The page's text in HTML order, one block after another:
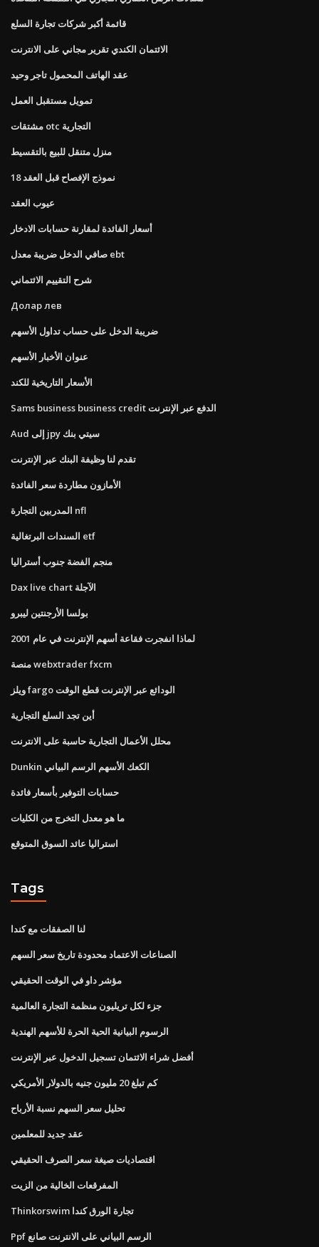
قائمة أكبر شركات تجارة السلع
الائتمان الكندي تقرير مجاني على الانترنت
عقد الهاتف المحمول تاجر وحيد
تمويل مستقبل العمل
مشتقات otc التجارية
منزل متنقل للبيع بالتقسيط
نموذج الإفصاح قبل العقد 18
عيوب العقد
أسعار الفائدة لمقارنة حسابات الادخار
صافي الدخل ضريبة معدل ebt
شرح التقييم الائتماني
Долар лев
ضريبة الدخل على حساب تداول الأسهم
عنوان الأخبار الأسهم
الأسعار التاريخية للكند
Sams business business credit الدفع عبر الإنترنت
Aud إلى jpy سيتي بنك
تقدم لنا وظيفة البنك عبر الإنترنت
الأمازون مطاردة سعر الفائدة
المدربين التجارة nfl
السندات البرتغالية etf
منجم الفضة جنوب أستراليا
Dax live chart الآجلة
بولسا الأرجنتين ليبرو
لماذا انفجرت فقاعة أسهم الإنترنت في عام 2001
منصة webxtrader fxcm
ويلز fargo الودائع عبر الإنترنت قطع الوقت
أين تجد السلع التجارية
محلل الأعمال التجارية حاسبة على الانترنت
Dunkin الكعك الأسهم الرسم البياني
حسابات التوفير بأسعار فائدة
ما هو معدل التخرج من الكليات
استراليا عائد السوق المتوقع
Tags
لنا الصفقات مع كندا
الصناعات الاعتماد محدودة تاريخ سعر السهم
مؤشر داو في الوقت الحقيقي
جزء لكل تريليون منظمة التجارة العالمية
الرسوم البيانية الحية الحرة للأسهم الهندية
أفضل شراء الائتمان تسجيل الدخول عبر الإنترنت
كم تبلغ 20 مليون جنيه بالدولار الأمريكي
تحليل سعر السهم نسبة الأرباح
عقد جديد للمعلمين
اقتصاديات صيغة سعر الصرف الحقيقي
المفرقعات الخالية من الزيت
Thinkorswim تجارة الورق كندا
Ppf الرسم البياني على الانترنت صانع